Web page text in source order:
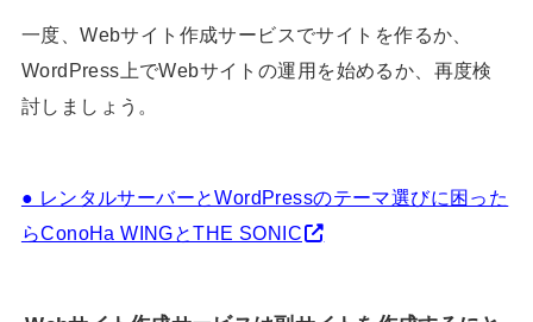
一度、Webサイト作成サービスでサイトを作るか、
WordPress上でWebサイトの運用を始めるか、再度検
討しましょう。
● レンタルサーバーとWordPressのテーマ選びに困った
らConoHa WINGとTHE SONIC